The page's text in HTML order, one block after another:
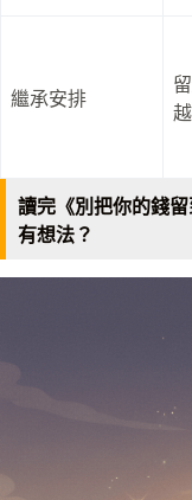
繼承安排
讀完《別把你的錢
有想法？